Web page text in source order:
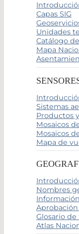
Capas SIG
Unidades
Catálogo
Mapa
Sistemas
Productos
Mosaicos
Mosaicos
Mapa de
Nombres
Glosario
Atlas